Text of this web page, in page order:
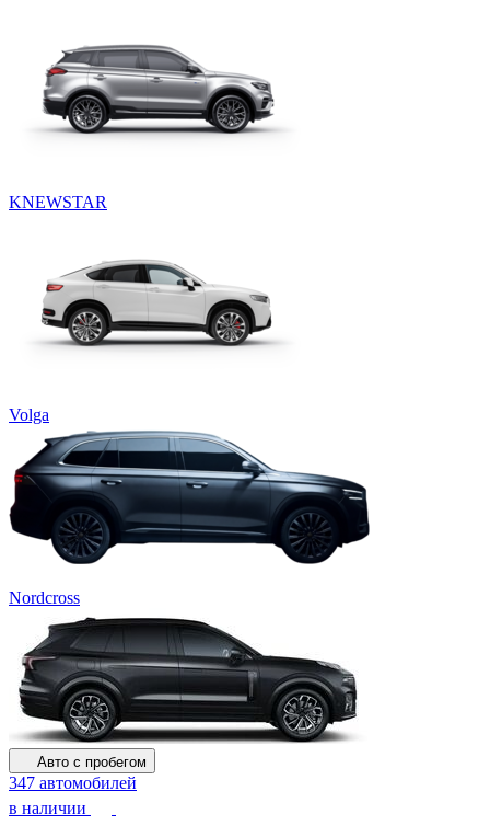
KNEWSTAR
Volga
Nordcross
Авто с пробегом
347 автомобилей
в наличии